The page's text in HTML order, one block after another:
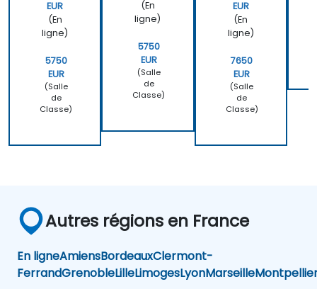
EUR
(En
ligne)
5750
EUR
(Salle
de
Classe)
(En
ligne)
5750
EUR
(Salle
de
Classe)
EUR
(En
ligne)
7650
EUR
(Salle
de
Classe)
Autres régions en France
En ligneAmiensBordeauxClermont-
FerrandGrenobleLilleLimogesLyonMarseille